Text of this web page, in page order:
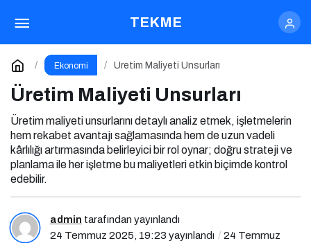
TEKME
Ekonomi Üretim Maliyeti Unsurları
Üretim Maliyeti Unsurları
Üretim maliyeti unsurlarını detaylı analiz etmek, işletmelerin
hem rekabet avantajı sağlamasında hem de uzun vadeli
kârlılığı artırmasında belirleyici bir rol oynar; doğru strateji ve
planlama ile her işletme bu maliyetleri etkin biçimde kontrol
edebilir.
admin tarafından yayınlandı
24 Temmuz 2025, 19:23 yayınlandı
24 Temmuz
Üretim Maliyeti Unsurları